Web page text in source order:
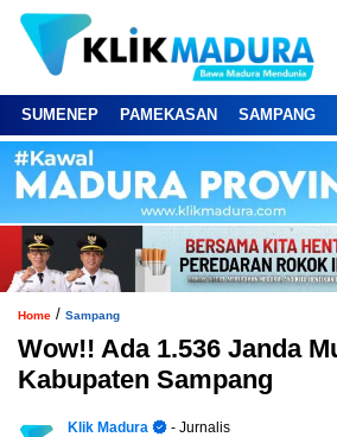
SUMENEP PAMEKASAN SAMPANG
Home / Sampang
Wow!! Ada 1.536 Janda
Kabupaten Sampang
Klik Madura
- Jurnalis